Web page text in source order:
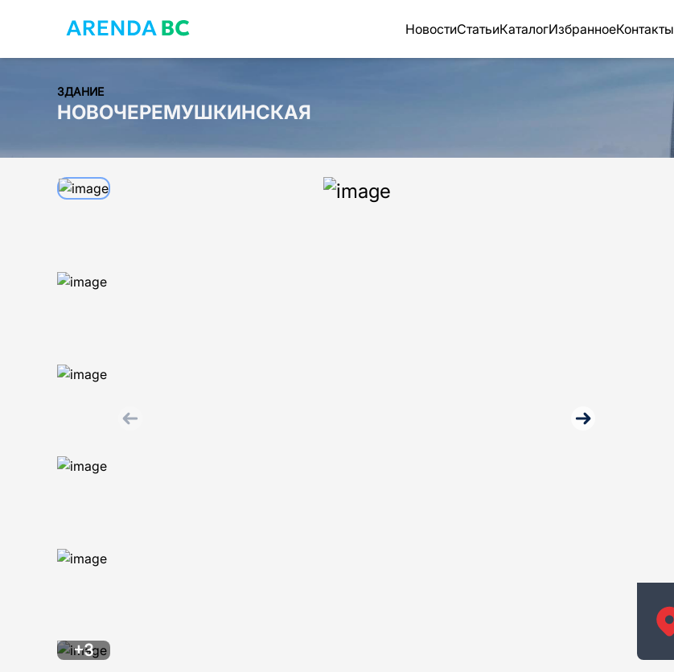
НовостиСтатьиКаталогИзбранноеКонтакты
ЗДАНИЕ
НОВОЧЕРЕМУШКИНСКАЯ
+3